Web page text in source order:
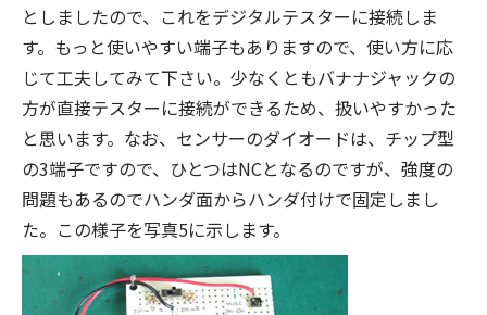
としましたので、これをデジタルテスターに接続しま
す。もっと使いやすい端子もありますので、使い方に応
じて工夫してみて下さい。少なくともバナナジャックの
方が直接テスターに接続ができるため、扱いやすかった
と思います。なお、センサーのダイオードは、チップ型
の3端子ですので、ひとつはNCとなるのですが、強度の
問題もあるのでハンダ面からハンダ付けで固定しまし
た。この様子を写真5に示します。